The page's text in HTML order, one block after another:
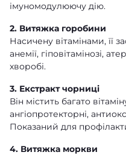
імуномодулюючу дію.
2. Витяжка горобини
Насичену вітамінами, її
анемії, гіповітамінозі,
хворобі.
3. Екстракт чорниці
Він містить багато
ангіопротекторні,
Показаний для
4. Витяжка моркви